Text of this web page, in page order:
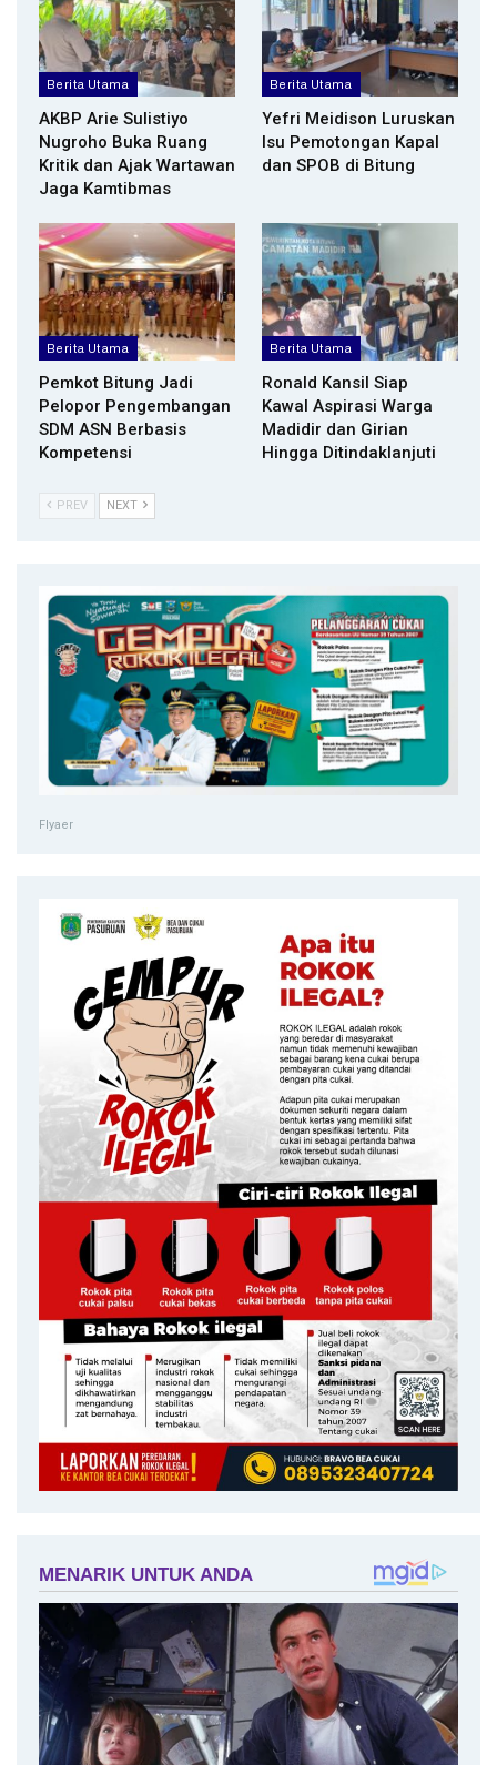
Berita Utama
AKBP Arie Sulistiyo
Nugroho Buka Ruang
Kritik dan Ajak Wartawan
Jaga Kamtibmas
Berita Utama
Yefri Meidison Luruskan
Isu Pemotongan Kapal
dan SPOB di Bitung
Berita Utama
Pemkot Bitung Jadi
Pelopor Pengembangan
SDM ASN Berbasis
Kompetensi
Berita Utama
Ronald Kansil Siap
Kawal Aspirasi Warga
Madidir dan Girian
Hingga Ditindaklanjuti
PREV NEXT
Flyaer